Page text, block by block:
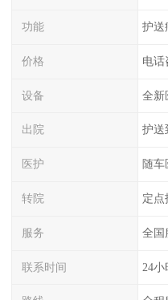
功能 护送
价格 电话
设备 全新
出院 护送
医护 随车
转院 定点
服务 全国
联系时间 24